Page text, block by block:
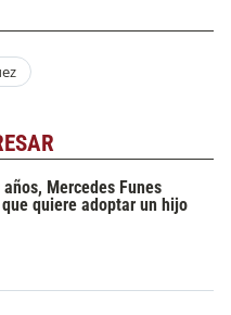
Mercedes Funes
quiere adoptar un hijo